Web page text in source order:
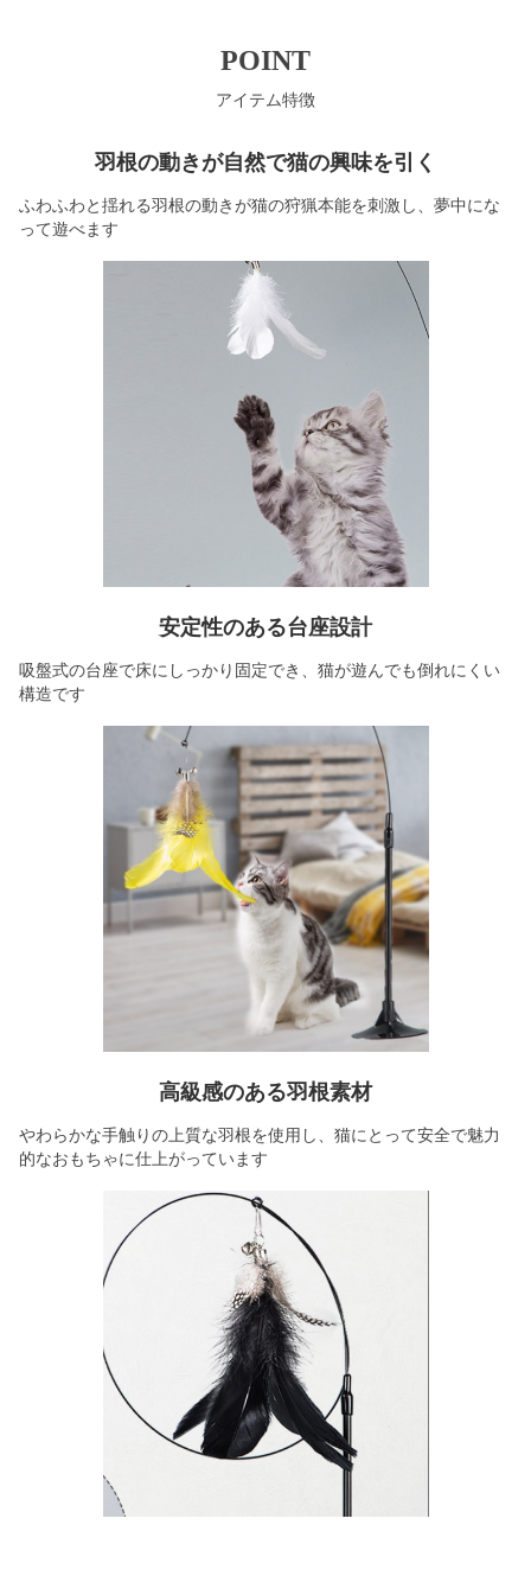
POINT
アイテム特徴
羽根の動きが自然で猫の興味を引く
ふわふわと揺れる羽根の動きが猫の狩猟本能を刺激し、夢中にな
って遊べます
安定性のある台座設計
吸盤式の台座で床にしっかり固定でき、猫が遊んでも倒れにくい
構造です
高級感のある羽根素材
やわらかな手触りの上質な羽根を使用し、猫にとって安全で魅力
的なおもちゃに仕上がっています